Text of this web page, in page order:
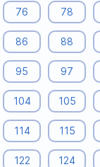
76 78
86 88
95 97
104 105
114 115
122 124